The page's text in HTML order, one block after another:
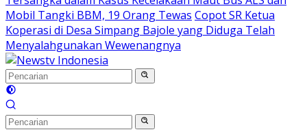
Mobil Tangki BBM, 19 Orang Tewas Copot SR Ketua
Koperasi di Desa Simpang Bajole yang Diduga Telah
Menyalahgunakan Wewenangnya